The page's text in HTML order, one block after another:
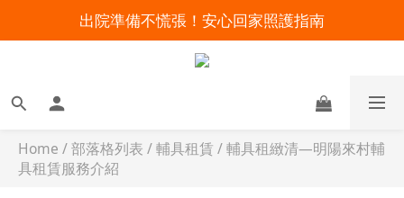
明陽來村全館免運優惠中
出院準備不慌張！安心回家照護指南
暑假出遊 攜帶氧氣機不怕坐飛機
Home /部落格列表 /輔具租賃 /輔具租緻清—明陽來村輔
具租賃服務介紹